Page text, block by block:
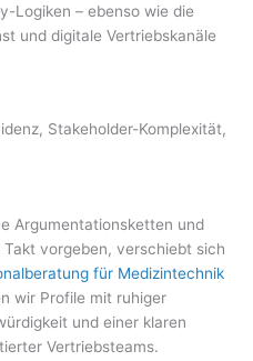
Logiken – ebenso wie die
und digitale Vertriebskanäle
Stakeholder-Komplexität,
Argumentationsketten und
vorgeben, verschiebt sich
für Medizintechnik
wir Profile mit ruhiger
und einer klaren
Vertriebsteams.